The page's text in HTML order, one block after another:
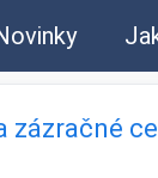
zázračné